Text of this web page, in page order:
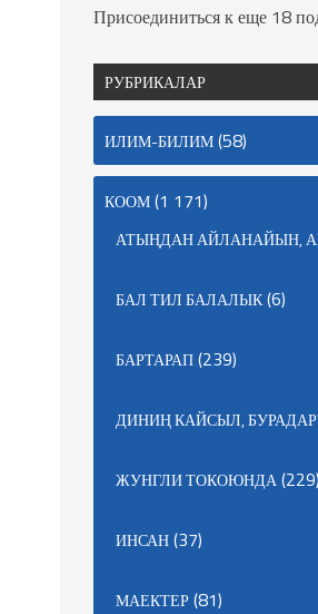
Присоединиться к еще 18
РУБРИКАЛАР
ИЛИМ-БИЛИМ(58)
КООМ(1 171)
АТЫҢДАН АЙЛАНАЙЫН,
БАЛ ТИЛ БАЛАЛЫК(6)
БАРТАРАП(239)
ДИНИҢ КАЙСЫЛ,
ЖУНГЛИ ТОКОЮНДА(229)
ИНСАН(37)
МАЕКТЕР(81)